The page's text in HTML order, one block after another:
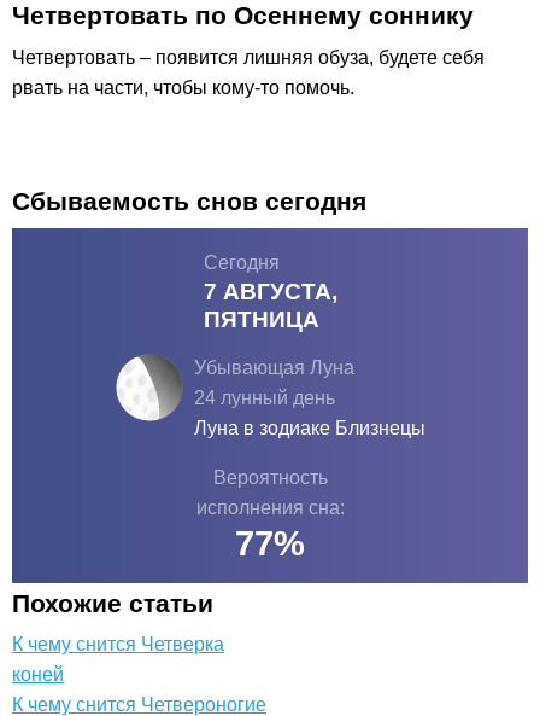
Четвертовать по Осеннему соннику
Четвертовать – появится лишняя обуза, будете себя
рвать на части, чтобы кому-то помочь.
Сбываемость снов сегодня
Сегодня
7 АВГУСТА,
ПЯТНИЦА
Убывающая Луна
24 лунный день
Луна в зодиаке Близнецы
Вероятность
исполнения сна:
77%
Похожие статьи
К чему снится Четверка
коней
К чему снится Четвероногие